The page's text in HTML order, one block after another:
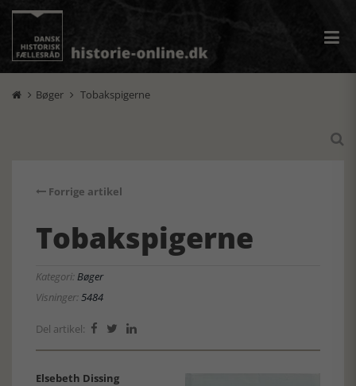
 Bøger  Tobakspigerne

Forrige artikel
Tobakspigerne
Kategori:Bøger
Visninger:5484
Del artikel:   
Elsebeth Dissing